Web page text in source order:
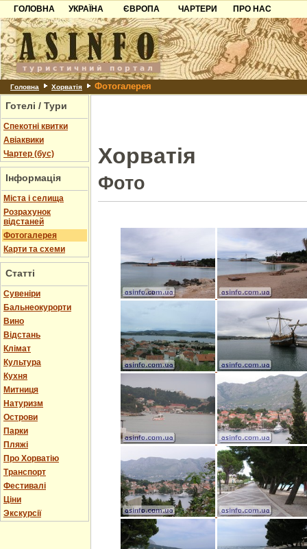
ГОЛОВНА
УКРАЇНА
Карпати
Азов
Причорноморря
Шацьк
ЄВРОПА
Чорногорія
Хорватія
Болгарія
Албанія
ЧАРТЕРИ
ПРО НАС
Контакти
Партнерам
Додати готель
Головна Хорватія Фотогалерея
Готелі / Тури
Спекотні квитки
Авіаквики
Чартер (бус)
Інформація
Міста і селища
Розрахунок
відстаней
Фотогалерея
Карти та схеми
Статті
Cувеніри
Бальнеокурорти
Вино
Відстань
Клімат
Культура
Кухня
Митниця
Натуризм
Острови
Парки
Пляжі
Про Хорватію
Транспорт
Фестивалі
Ціни
Экскурсії
Хорватія
Фото